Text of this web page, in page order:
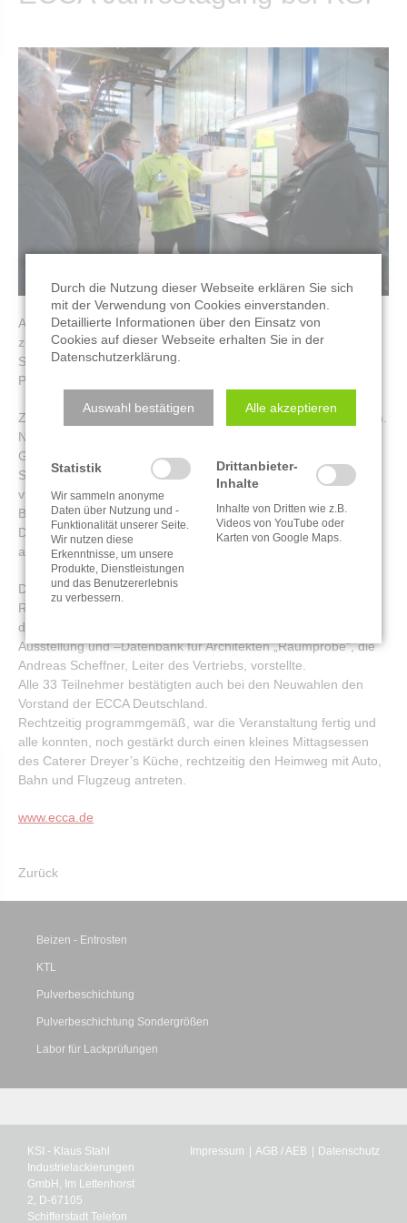
Beizen - Entrosten
KTL
Pulverbeschichtung
Pulverbeschichtung Sondergrößen
Labor für Lackprüfungen
Auf Einladung von KSI traf sich die ECCA-Gruppe Deutschland
zu ihrer Jahresmitgliederversammlung am 8. und 9. Mai, in
Schifferstadt. Mit Unterstützung von KSI war ein umfangreiches
Programm organisiert worden.
Zum Auftakt stand eine Firmenbesichtigung auf dem Programm.
Nach einem Überblick in das Unternehmen durch den
Geschäftsführer, Gereon Stahl, erfuhren die Besucher aus der
Stahl-, Aluminium- und Lackindustrie noch Genaueres über die
vielfältigen Aktivitäten von KSI in einer ausführlichen
Betriebsbesichtigung.
Die Besichtigung weiterer technischer Exponate wurde
anschließend im Technikmuseum Speyer fortgesetzt.
Die Mitgliederversammlung am Dienstag fand wieder in den
Räumen der KSI statt. Ein wesentlicher Punkt dieser Tagung ist
der Gastvortrag. Thema in diesem Jahr war die Material-
Ausstellung und –Datenbank für Architekten „Raumprobe“, die
Andreas Scheffner, Leiter des Vertriebs, vorstellte.
Alle 33 Teilnehmer bestätigten auch bei den Neuwahlen den
Vorstand der ECCA Deutschland.
Rechtzeitig programmgemäß, war die Veranstaltung fertig und
alle konnten, noch gestärkt durch einen kleines Mittagsessen
des Caterer Dreyer’s Küche, rechtzeitig den Heimweg mit Auto,
Bahn und Flugzeug antreten.
www.ecca.de
Zurück
KSI - Klaus Stahl
Industrielackierungen
GmbH, Im Lettenhorst
2, D-67105
Schifferstadt Telefon
Impressum AGB / AEB Datenschutz
Durch die Nutzung dieser Webseite erklären Sie sich
mit der Verwendung von Cookies einverstanden.
Detaillierte Informationen über den Einsatz von
Cookies auf dieser Webseite erhalten Sie in der
Datenschutzerklärung
Auswahl bestätigen Alle akzeptieren
Statistik
Wir sammeln anonyme
Daten über Nutzung und -
Funktionalität unserer Seite.
Wir nutzen diese
Erkenntnisse, um unsere
Produkte, Dienstleistungen
und das Benutzererlebnis
zu verbessern.
Drittanbieter-
Inhalte
Inhalte von Dritten wie z.B.
Videos von YouTube oder
Karten von Google Maps.